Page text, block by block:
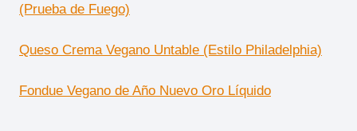
(Prueba de Fuego)
Queso Crema Vegano Untable (Estilo Philadelphia)
Fondue Vegano de Año Nuevo Oro Líquido